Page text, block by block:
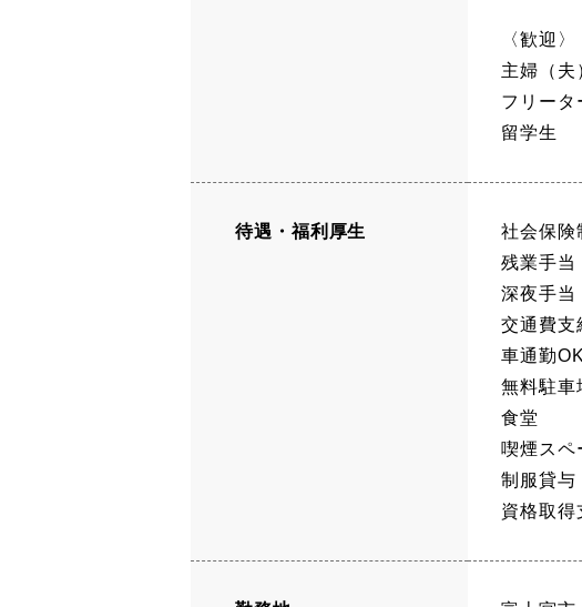
〈歓迎〉
主婦（夫
フリータ
留学生
待遇・福利厚生
社会保険
残業手当
深夜手当
交通費支
車通勤OK
無料駐車
食堂
喫煙スペ
制服貸与
資格取得